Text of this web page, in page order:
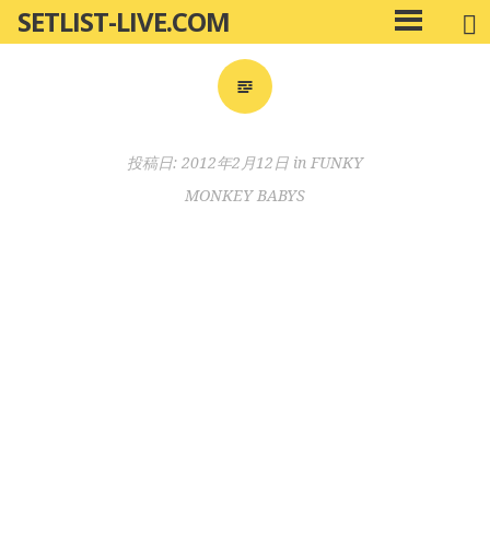
ン
SETLIST-LIVE.COM
メ
イ
投稿日: 2012年2月12日 in FUNKY
MONKEY BABYS